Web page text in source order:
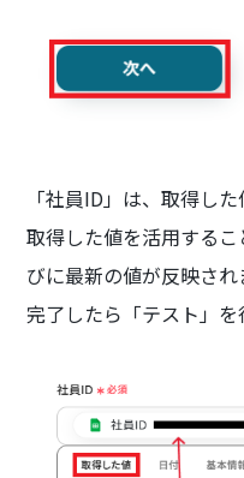
「社員ID」は、取得し
取得した値を活用する
びに最新の値が反映され
完了したら「テスト」を